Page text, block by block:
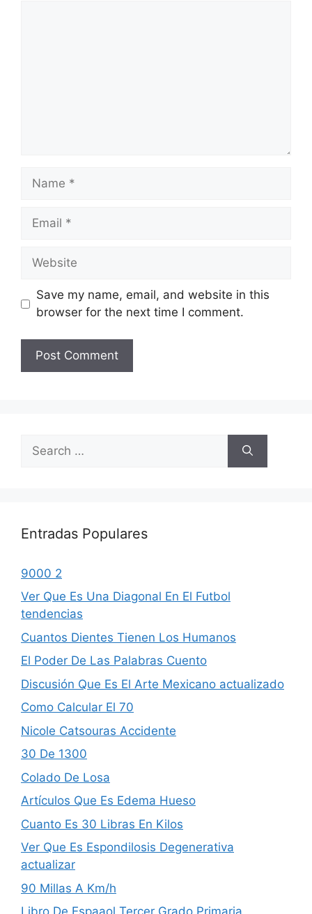
Name
Email
Website
Save my name, email, and website in this
browser for the next time I comment.
for:
Entradas Populares
9000 2
Ver Que Es Una Diagonal En El Futbol
tendencias
Cuantos Dientes Tienen Los Humanos
El Poder De Las Palabras Cuento
Discusión Que Es El Arte Mexicano actualizado
Como Calcular El 70
Nicole Catsouras Accidente
30 De 1300
Colado De Losa
Artículos Que Es Edema Hueso
Cuanto Es 30 Libras En Kilos
Ver Que Es Espondilosis Degenerativa
actualizar
90 Millas A Km/h